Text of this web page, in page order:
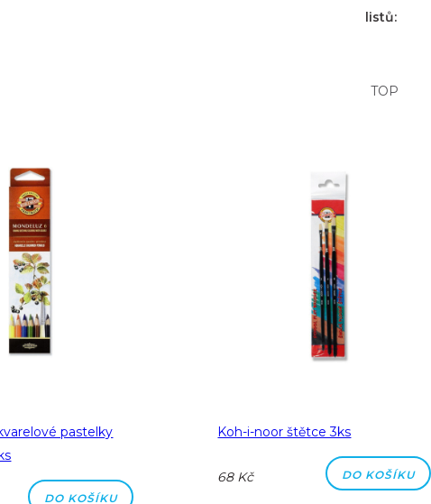
listů:
TOP
pastelky
DO KOŠÍKU
Koh-i-noor štětce 3ks
68 Kč DO KOŠÍKU